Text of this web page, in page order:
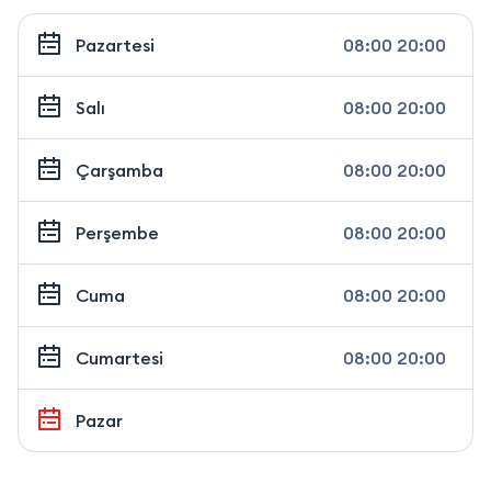
Pazartesi 08:00 20:00
Salı 08:00 20:00
Çarşamba 08:00 20:00
Perşembe 08:00 20:00
Cuma 08:00 20:00
Cumartesi 08:00 20:00
Pazar